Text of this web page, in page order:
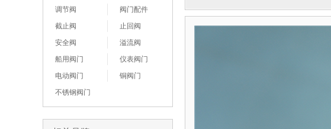
调节阀
阀门配件
截止阀
止回阀
安全阀
溢流阀
船用阀门
仪表阀门
电动阀门
铜阀门
不锈钢阀门